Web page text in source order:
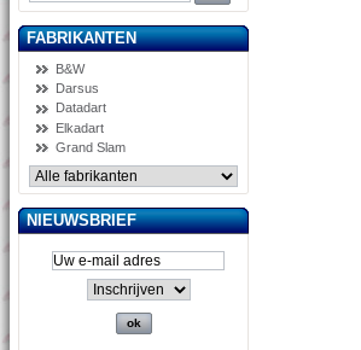
FABRIKANTEN
B&W
Darsus
Datadart
Elkadart
Grand Slam
NIEUWSBRIEF